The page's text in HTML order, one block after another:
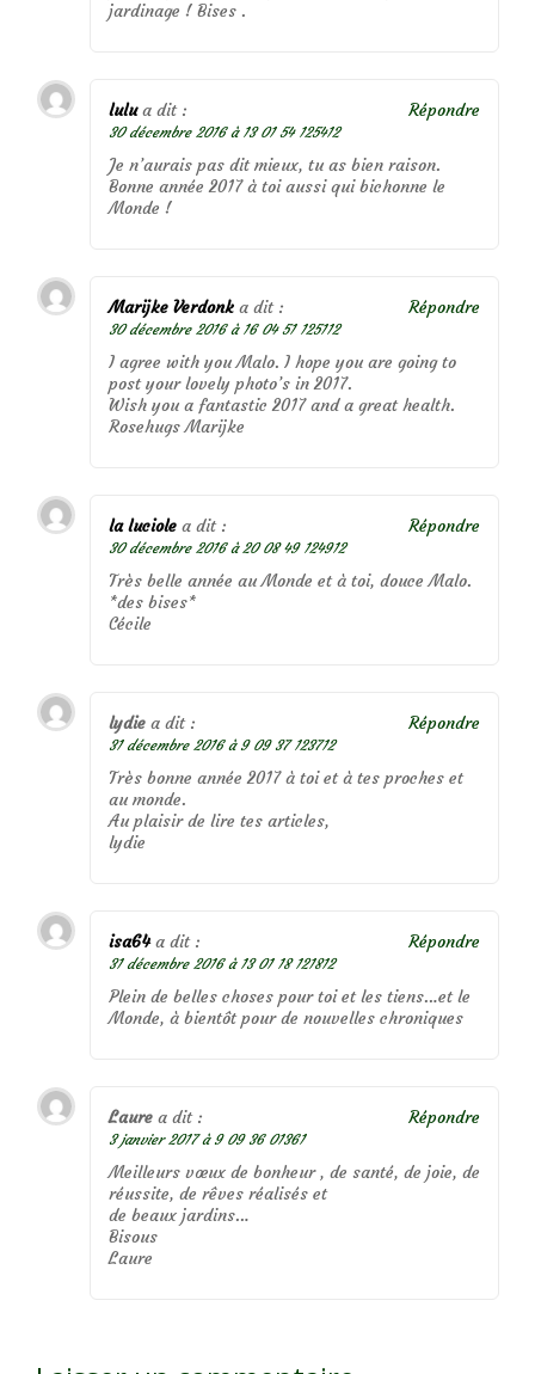
jardinage ! Bises .
lulu a dit :
30 décembre 2016 à 13 01 54 125412
Je n’aurais pas dit mieux, tu as bien raison.
Bonne année 2017 à toi aussi qui bichonne le
Monde !
Répondre
Marijke Verdonk a dit :
30 décembre 2016 à 16 04 51 125112
I agree with you Malo. I hope you are going to
post your lovely photo’s in 2017.
Wish you a fantastic 2017 and a great health.
Rosehugs Marijke
Répondre
la luciole a dit :
30 décembre 2016 à 20 08 49 124912
Très belle année au Monde et à toi, douce Malo.
*des bises*
Cécile
Répondre
lydie a dit :
31 décembre 2016 à 9 09 37 123712
Très bonne année 2017 à toi et à tes proches et
au monde.
Au plaisir de lire tes articles,
lydie
Répondre
isa64 a dit :
31 décembre 2016 à 13 01 18 121812
Plein de belles choses pour toi et les tiens…et le
Monde, à bientôt pour de nouvelles chroniques
Répondre
Laure a dit :
3 janvier 2017 à 9 09 36 01361
Meilleurs vœux de bonheur , de santé, de joie, de
réussite, de rêves réalisés et
de beaux jardins…
Bisous
Laure
Répondre